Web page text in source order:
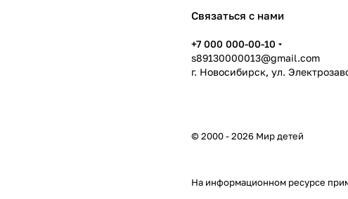
Связаться с нами
+7 000 000-00-10
s89130000013@gmail.com
г. Новосибирск, ул.
© 2000 - 2026 Мир детей
На информационном ресурсе